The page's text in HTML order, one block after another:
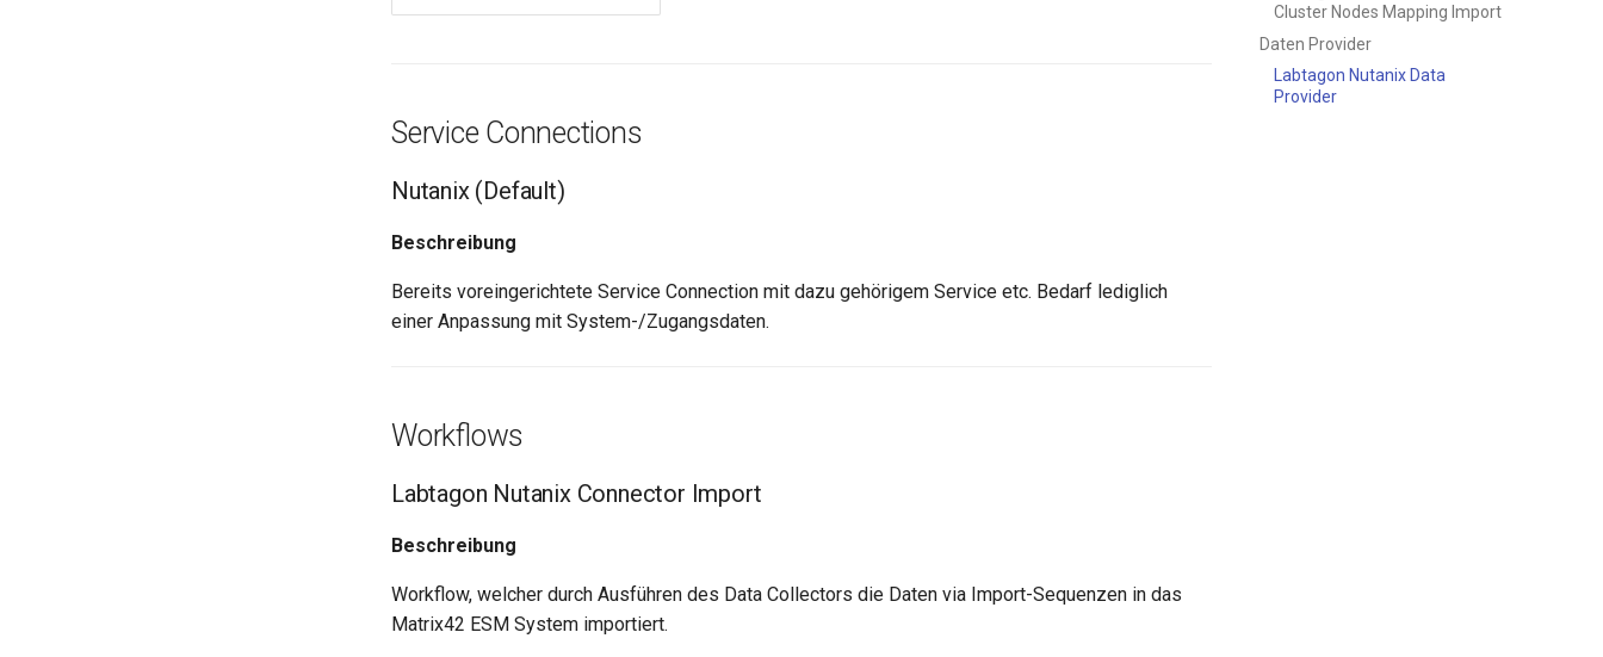
Cluster Nodes Mapping Import
Daten Provider
Labtagon Nutanix Data
Provider
Service Connections
Nutanix (Default)
Beschreibung
Bereits voreingerichtete Service Connection mit dazu gehörigem Service etc. Bedarf lediglich
einer Anpassung mit System-/Zugangsdaten.
Workflows
Labtagon Nutanix Connector Import
Beschreibung
Workflow, welcher durch Ausführen des Data Collectors die Daten via Import-Sequenzen in das
Matrix42 ESM System importiert.